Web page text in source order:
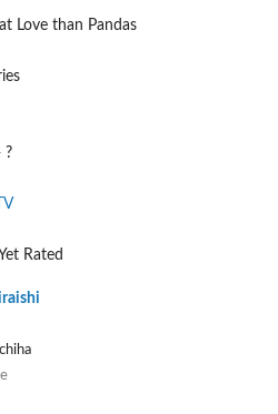
Love than Pandas
?
Rated